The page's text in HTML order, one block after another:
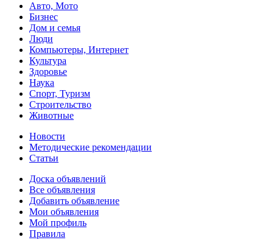
Авто, Мото
Бизнес
Дом и семья
Люди
Компьютеры, Интернет
Культура
Здоровье
Наука
Спорт, Туризм
Строительство
Животные
Новости
Методические рекомендации
Статьи
Доска объявлений
Все объявления
Добавить объявление
Мои объявления
Мой профиль
Правила